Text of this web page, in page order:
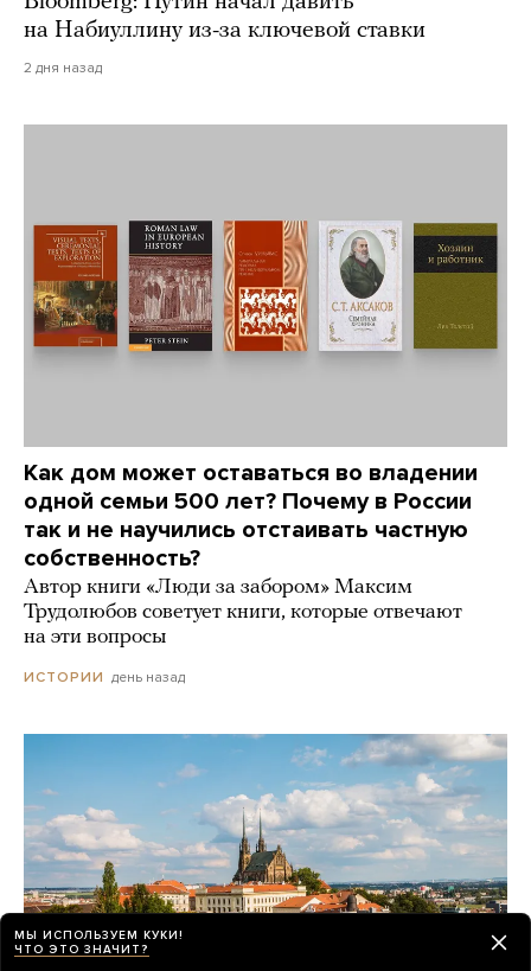
на Набиуллину из-за ключевой ставки
2 дня назад
Как дом может оставаться во владении
одной семьи 500 лет? Почему в России
так и не научились отстаивать частную
собственность?
Автор книги «Люди за забором» Максим
Трудолюбов советует книги, которые отвечают
на эти вопросы
ИСТОРИИ день назад
МЫ ИСПОЛЬЗУЕМ КУКИ!
ЧТО ЭТО ЗНАЧИТ?